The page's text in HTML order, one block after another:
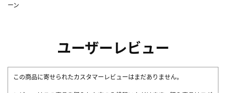
ーン
ユーザーレビュー
この商品に寄せられたカスタマーレビューはまだありません。